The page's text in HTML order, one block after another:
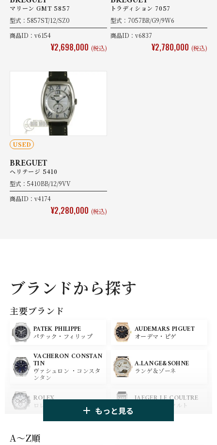
マリーン GMT 5857
型式：5857ST/12/SZ0
商品ID：v6154
¥2,698,000 (税込)
トラディション 7057
型式：7057BR/G9/9W6
商品ID：v6837
¥2,780,000 (税込)
USED
BREGUET
ヘリテージ 5410
型式：5410BB/12/9VV
商品ID：v4174
¥2,280,000 (税込)
ブランドから探す
主要ブランド
PATEK PHILIPPE
パテック・フィリップ
AUDEMARS PIGUET
オーデマ・ピゲ
VACHERON CONSTAN
TIN
ヴァシュロン ・コンスタ
ンタン
A.LANGE&SOHNE
ランゲ＆ゾーネ
ROLEX
ロレックス
JAEGER LE COULTRE
ジャガー・ルクルト
パネライ
もっと見る
A〜Z順